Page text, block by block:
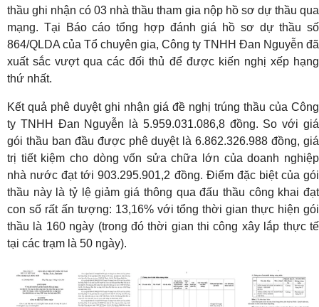
thầu ghi nhận có 03 nhà thầu tham gia nộp hồ sơ dự thầu qua
mạng. Tại Báo cáo tổng hợp đánh giá hồ sơ dự thầu số
864/QLDA của Tổ chuyên gia, Công ty TNHH Đan Nguyễn đã
xuất sắc vượt qua các đối thủ để được kiến nghị xếp hạng
thứ nhất.
Kết quả phê duyệt ghi nhận giá đề nghị trúng thầu của Công
ty TNHH Đan Nguyễn là 5.959.031.086,8 đồng. So với giá
gói thầu ban đầu được phê duyệt là 6.862.326.988 đồng, giá
trị tiết kiệm cho dòng vốn sửa chữa lớn của doanh nghiệp
nhà nước đạt tới 903.295.901,2 đồng. Điểm đặc biệt của gói
thầu này là tỷ lệ giảm giá thông qua đấu thầu công khai đạt
con số rất ấn tượng: 13,16% với tổng thời gian thực hiện gói
thầu là 160 ngày (trong đó thời gian thi công xây lắp thực tế
tại các trạm là 50 ngày).